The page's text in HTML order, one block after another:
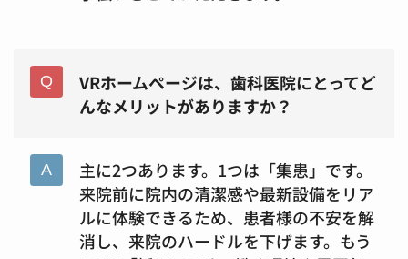
VRホームページは、歯科医院にとってど
んなメリットがありますか？
主に2つあります。1つは「集患」です。
来院前に院内の清潔感や最新設備をリア
ルに体験できるため、患者様の不安を解
消し、来院のハードルを下げます。もう